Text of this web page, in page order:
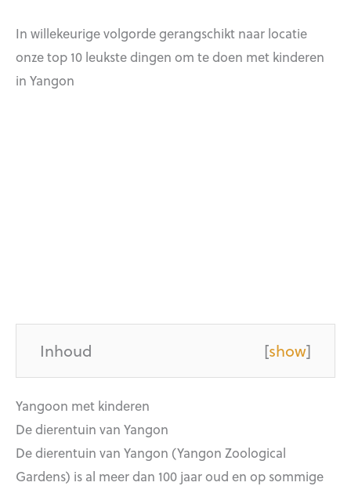
In willekeurige volgorde gerangschikt naar locatie
onze top 10 leukste dingen om te doen met kinderen
in Yangon
Inhoud [show]
Yangoon met kinderen
De dierentuin van Yangon
De dierentuin van Yangon (Yangon Zoological
Gardens) is al meer dan 100 jaar oud en op sommige